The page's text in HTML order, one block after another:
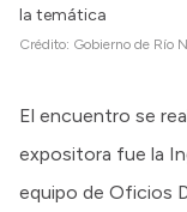
la temática
Crédito: Gobierno de Río
El encuentro se
expositora fue la
equipo de Oficios